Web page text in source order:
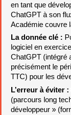
en tant que
ChatGPT à son
Académie couvre
La donnée clé :
logiciel en
ChatGPT (intégré
précisément le
TTC) pour les
L’erreur à éviter :
(parcours long
développeur »